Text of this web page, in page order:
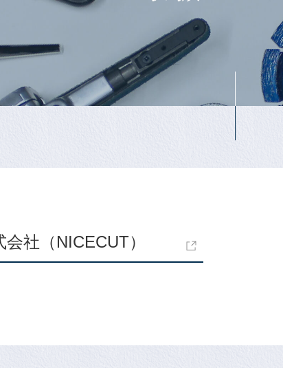
社（NICECUT）